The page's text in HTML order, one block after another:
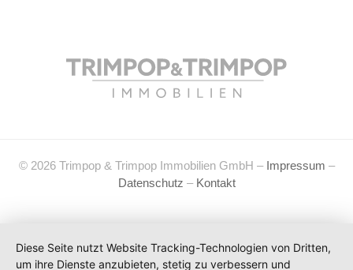
© 2026 Trimpop & Trimpop Immobilien GmbH – Impressum –
Datenschutz – Kontakt
Diese Seite nutzt Website Tracking-Technologien von Dritten,
um ihre Dienste anzubieten, stetig zu verbessern und